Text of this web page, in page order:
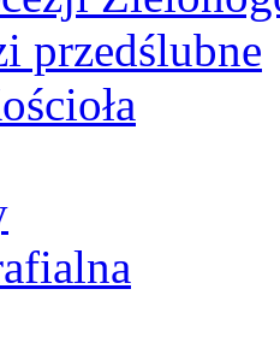
przedślubne